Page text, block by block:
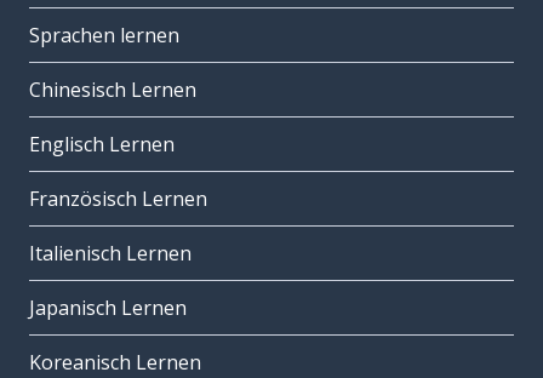
Sprachen lernen
Chinesisch Lernen
Englisch Lernen
Französisch Lernen
Italienisch Lernen
Japanisch Lernen
Koreanisch Lernen